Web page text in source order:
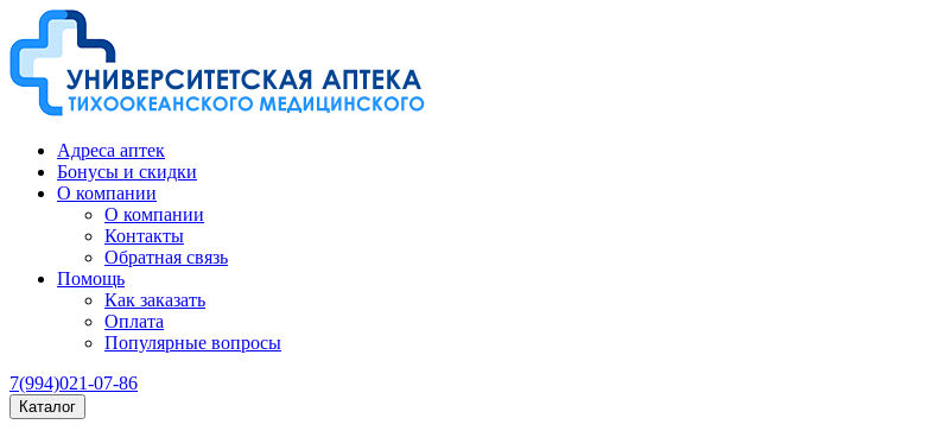
Адреса аптек
Бонусы и скидки
О компании
О компании
Контакты
Обратная связь
Помощь
Как заказать
Оплата
Популярные вопросы
7(994)021-07-86
Каталог